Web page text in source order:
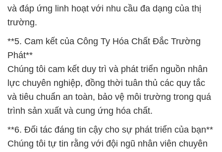
và đáp ứng linh hoạt với nhu cầu đa dạng của thị
trường.
**5. Cam kết của Công Ty Hóa Chất Đắc Trường
Phát**
Chúng tôi cam kết duy trì và phát triển nguồn nhân
lực chuyên nghiệp, đồng thời tuân thủ các quy tắc
và tiêu chuẩn an toàn, bảo vệ môi trường trong quá
trình sản xuất và cung ứng hóa chất.
**6. Đối tác đáng tin cậy cho sự phát triển của bạn**
Chúng tôi tự tin rằng với đội ngũ nhân viên chuyên